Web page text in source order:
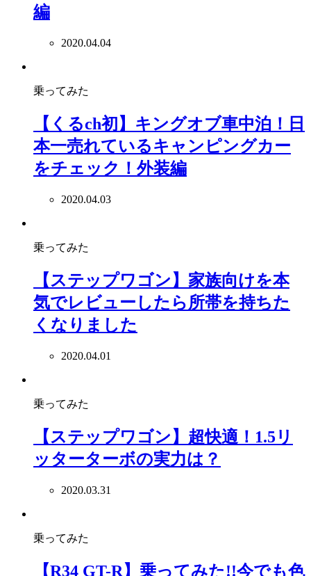
編
2020.04.04
乗ってみた
【くるch初】キングオブ車中泊！日
本一売れているキャンピングカー
をチェック！外装編
2020.04.03
乗ってみた
【ステップワゴン】家族向けを本
気でレビューしたら所帯を持ちた
くなりました
2020.04.01
乗ってみた
【ステップワゴン】超快適！1.5リ
ッターターボの実力は？
2020.03.31
乗ってみた
【R34 GT-R】乗ってみた!!今でも色